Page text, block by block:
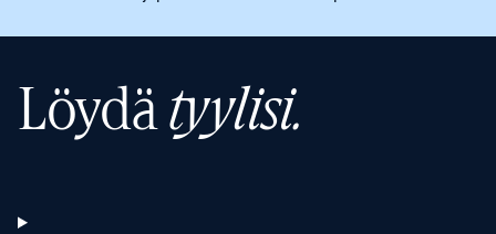
Löydätyylisi.